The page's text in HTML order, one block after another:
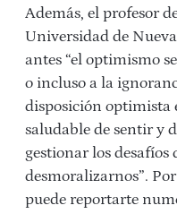
Además, el profesor
Universidad de
antes “el optimismo
o incluso a la
disposición optimista
saludable de sentir y
gestionar los
desmoralizarnos”.
puede reportarte